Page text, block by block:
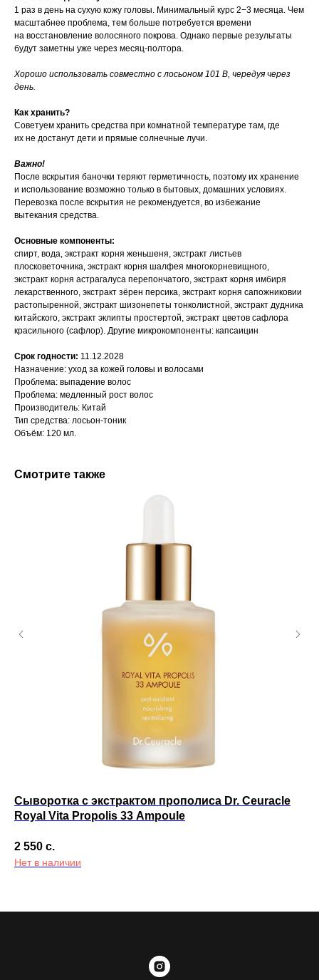
1 раз в день на сухую кожу головы. Минимальный курс 2−3 месяца. Чем
масштабнее проблема, тем больше потребуется времени
на восстановление волосяного покрова. Однако первые результаты
будут заметны уже через месяц-полтора.
Хорошо использовать совместно с лосьоном 101 В, чередуя через
день.
Как хранить?
Советуем хранить средства при комнатной температуре там, где
их не достанут дети и прямые солнечные лучи.
Важно!
После вскрытия баночки теряют герметичность, поэтому их хранение
и использование возможно только в бытовых, домашних условиях.
Перевозка после вскрытия не рекомендуется, во избежание
вытекания средства.
Основные компоненты:
спирт, вода, экстракт корня женьшеня, экстракт листьев
плосковеточника, экстракт корня шалфея многокорневищного,
экстракт корня астрагалуса перепончатого, экстракт корня имбиря
лекарственного, экстракт зёрен персика, экстракт корня сапожниковии
растопыренной, экстракт шизонепеты тонколистной, экстракт дудника
китайского, экстракт эклипты простертой, экстракт цветов сафлора
красильного (сафлор). Другие микрокомпоненты: капсаицин
Срок годности: 11.12.2028
Назначение: уход за кожей головы и волосами
Проблема: выпадение волос
Проблема: медленный рост волос
Производитель: Китай
Тип средства: лосьон-тоник
Объём: 120 мл.
Смотрите также
Сыворотка с экстрактом прополиса Dr. Ceuracle
Royal Vita Propolis 33 Ampoule
2 550 с.
Нет в наличии